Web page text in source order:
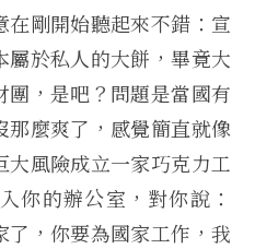
在剛開始聽起來不錯：宣
於私人的大餅，畢竟大
，是吧？問題是當國有
那麼爽了，感覺簡直就像
風險成立一家巧克力工
你的辦公室，對你說：
了，你要為國家工作，我